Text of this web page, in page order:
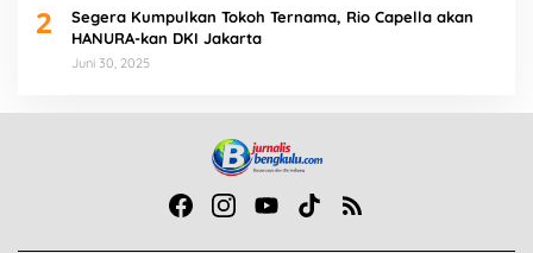
2
Segera Kumpulkan Tokoh Ternama, Rio Capella akan
HANURA-kan DKI Jakarta
Juni 30, 2025